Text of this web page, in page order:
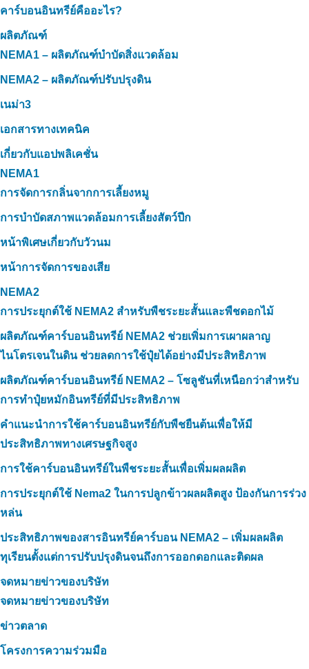
คาร์บอนอินทรีย์คืออะไร?
ผลิตภัณฑ์
NEMA1 – ผลิตภัณฑ์บำบัดสิ่งแวดล้อม
NEMA2 – ผลิตภัณฑ์ปรับปรุงดิน
เนม่า3
เอกสารทางเทคนิค
เกี่ยวกับแอปพลิเคชั่น
NEMA1
การจัดการกลิ่นจากการเลี้ยงหมู
การบำบัดสภาพแวดล้อมการเลี้ยงสัตว์ปีก
หน้าพิเศษเกี่ยวกับวัวนม
หน้าการจัดการของเสีย
NEMA2
การประยุกต์ใช้ NEMA2 สำหรับพืชระยะสั้นและพืชดอกไม้
ผลิตภัณฑ์คาร์บอนอินทรีย์ NEMA2 ช่วยเพิ่มการเผาผลาญ
ไนโตรเจนในดิน ช่วยลดการใช้ปุ๋ยได้อย่างมีประสิทธิภาพ
ผลิตภัณฑ์คาร์บอนอินทรีย์ NEMA2 – โซลูชันที่เหนือกว่าสำหรับ
การทำปุ๋ยหมักอินทรีย์ที่มีประสิทธิภาพ
คำแนะนำการใช้คาร์บอนอินทรีย์กับพืชยืนต้นเพื่อให้มี
ประสิทธิภาพทางเศรษฐกิจสูง
การใช้คาร์บอนอินทรีย์ในพืชระยะสั้นเพื่อเพิ่มผลผลิต
การประยุกต์ใช้ Nema2 ในการปลูกข้าวผลผลิตสูง ป้องกันการร่วง
หล่น
ประสิทธิภาพของสารอินทรีย์คาร์บอน NEMA2 – เพิ่มผลผลิต
ทุเรียนตั้งแต่การปรับปรุงดินจนถึงการออกดอกและติดผล
จดหมายข่าวของบริษัท
จดหมายข่าวของบริษัท
ข่าวตลาด
โครงการความร่วมมือ